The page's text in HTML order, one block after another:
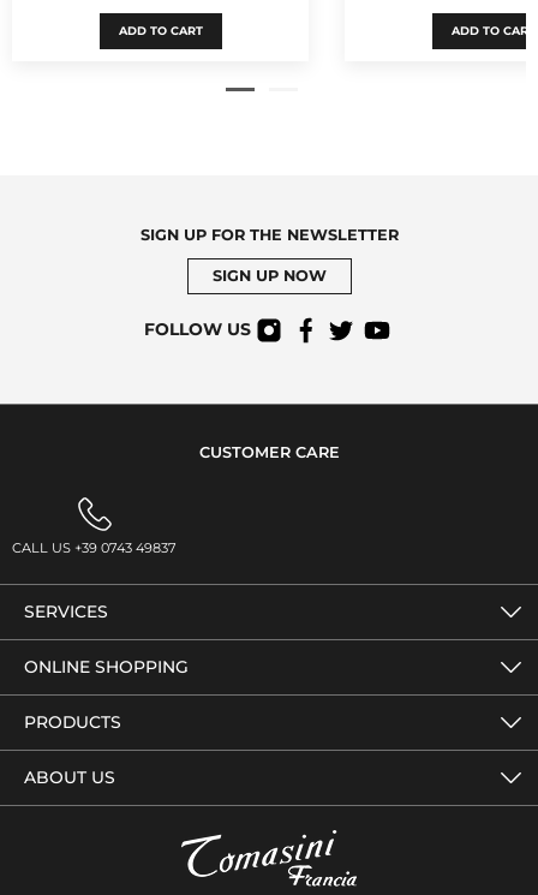
ADD TO CART ADD TO CART
SIGN UP FOR THE NEWSLETTER
SIGN UP NOW
FOLLOW US
CUSTOMER CARE
CALL US +39 0743 49837
SERVICES
ONLINE SHOPPING
PRODUCTS
ABOUT US